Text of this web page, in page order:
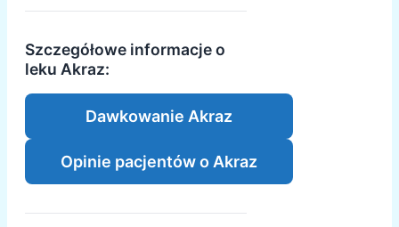
Szczegółowe informacje o
leku Akraz:
Dawkowanie Akraz
Opinie pacjentów o Akraz